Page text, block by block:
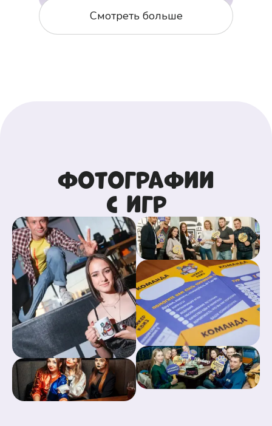
Смотреть больше
Фотографии
с игр